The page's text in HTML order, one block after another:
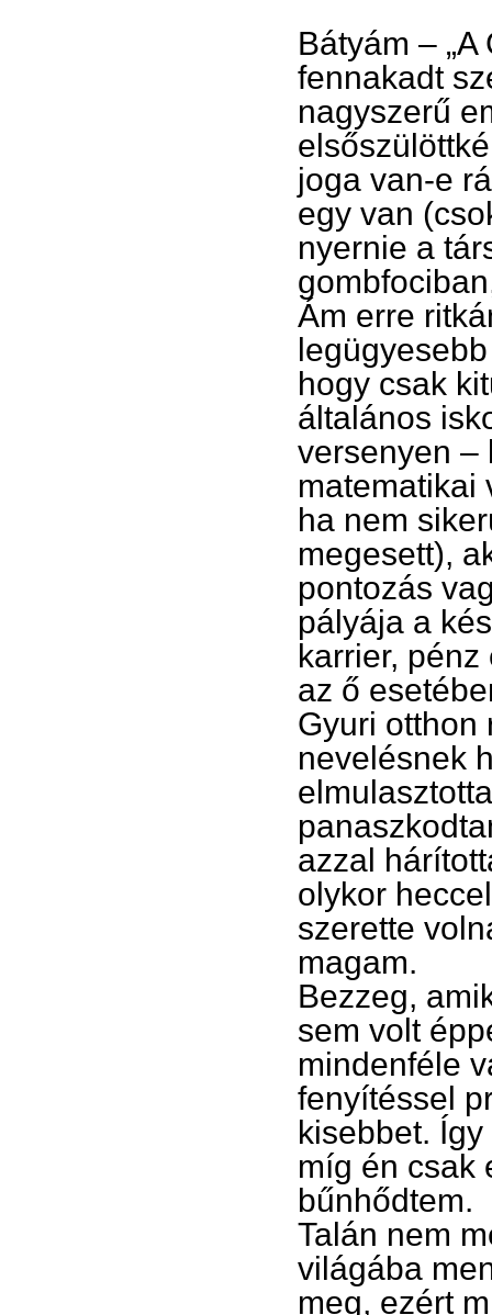
Bátyám –
fennakadt
nagyszerű
joga van-e
egy van
nyernie a
Ám erre
hogy csak
általános
versenyen –
matematikai
ha nem
megesett),
pontozás
pályája a
karrier,
az ő
Gyuri otthon
nevelésnek
azzal
olykor
szerette
magam.
Bezzeg,
sem volt
mindenféle
fenyítéssel
kisebbet.
míg én csak
bűnhődtem.
Talán nem
világába
meg, ezért